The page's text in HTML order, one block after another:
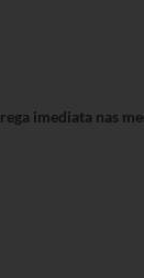
imediata nas